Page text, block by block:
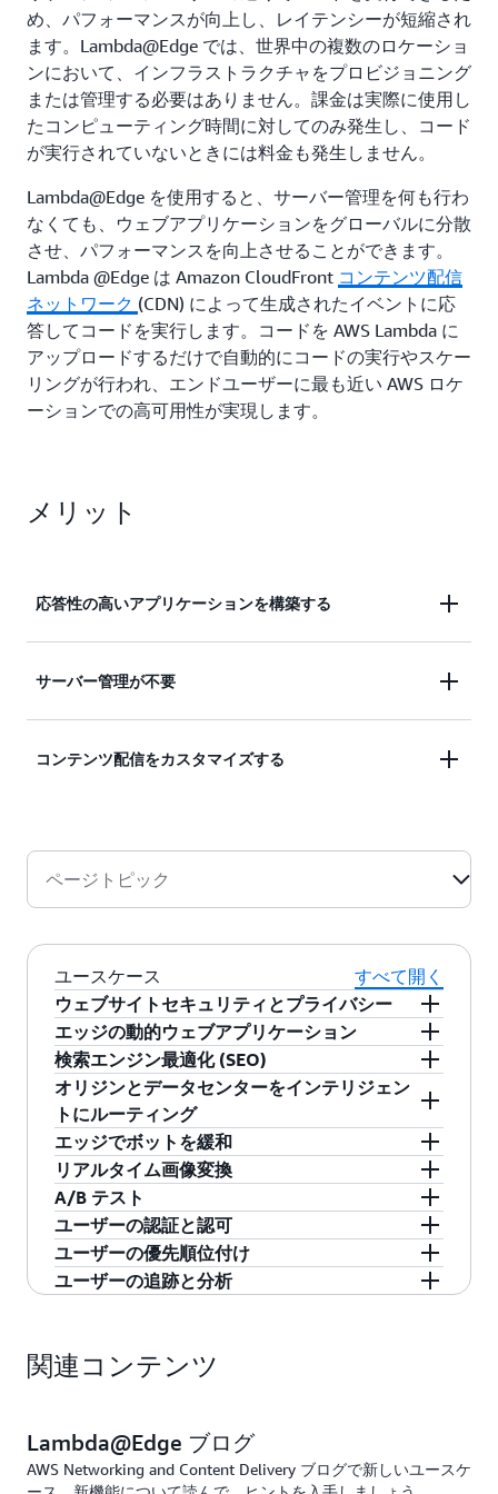
め、パフォーマンスが向上し、レイテンシーが短縮され
ます。Lambda@Edge では、世界中の複数のロケーショ
ンにおいて、インフラストラクチャをプロビジョニング
または管理する必要はありません。課金は実際に使用し
たコンピューティング時間に対してのみ発生し、コード
が実行されていないときには料金も発生しません。
Lambda@Edge を使用すると、サーバー管理を何も行わ
なくても、ウェブアプリケーションをグローバルに分散
させ、パフォーマンスを向上させることができます。
Lambda @Edge は Amazon CloudFront コンテンツ配信
ネットワーク (CDN) によって生成されたイベントに応
答してコードを実行します。コードを AWS Lambda に
アップロードするだけで自動的にコードの実行やスケー
リングが行われ、エンドユーザーに最も近い AWS ロケ
ーションでの高可用性が実現します。
メリット
応答性の高いアプリケーションを構築する
ションでコードをグローバルに実行するので、機能
が充実した、高性能で低レイテンシーのカスタマイ
サーバー管理が不要
ョニング、拡張、管理したり、ロードバランシング
を自動的にスケールして実行することができます。
オリジンで実行しているアプリケーションに何も変
更を加えずに、新しい機能を追加することができま
ジンインフラストラクチャが少なくなります。
コンテンツ配信をカスタマイズする
CDN を介して配信されるコンテンツをカスタマイ
ズできることに加えて、アプリケーションのパフォ
ページトピック
ユースケース
すべて開く
ウェブサイトセキュリティとプライバシー
Lambda 関数をトリガーして、オリジン上のアプ
リケーションコードを変更することなく、すべ
てのオリジン応答に HTTP セキュリティヘッダ
ーを追加できます。これにより、ユーザーやコ
ンテンツプロバイダのセキュリティとプライバ
シーが向上し、CloudFront を使用して低いレイ
テンシーでコンテンツを配信することができま
す。
ブログを読む。>>
エッジの動的ウェブアプリケーション
開発者は Lambda@Edge と他の AWS のサービス
を組み合わせることで、自動的なスケーリン
グ、バックアップ、データセンターの冗長性に
必要なオリジンインフラストラクチャや管理作
業なしに、自動的に拡大縮小できる強力なウェ
ブアプリケーションをエッジで構築できます。
検索エンジン最適化 (SEO)
Lambda@Edge を使用して、ウェブサイトの検索
エンジン最適化 (SEO) を向上させることができ
ます。たとえば、ユーザーエージェントが
Googlebot や Bingbot などの検索エンジンのボ
ットである場合、Amazon S3 に格納されている
事前レンダリングされた HTML ページを配信す
るために Lambda 関数をトリガーできます。
オリジンとデータセンターをインテリジェン
トにルーティング
Lambda@Edge を使用して、さまざまなビューワ
ーの特性に基づいてリクエストをさまざまなオ
リジンに動的にルーティングすることで、ユー
ザーのパフォーマンスを向上させながら、オリ
ジンの負荷のバランスを取ることができます。
たとえば、ビューワーの位置に基づいて、ホー
エッジでボットを緩和
Lambda@Edge は、不要なボットをエッジでブロ
ックし、許可されたトラフィックを通過させる
のに役立ちます。これらの自動化されたプロセ
スをインテリジェントに軽減することにより、
実際のユーザーのパフォーマンスを向上させな
とができます。
リアルタイム画像変換
ユーザー特性に基づいてオンザフライでイメー
ジを変換することで、ユーザーエクスペリエン
スをカスタマイズできます。たとえば、ビュー
アのデバイスタイプ (モバイル、デスクトップ、
できます。また、CloudFront エッジロケーショ
ンで変換された画像をキャッシュして、画像を
せることもできます。
ブログを読む。 >>
A/B テスト
ブラウザの URL を変更したり変更したりするこ
となく、ウェブサイトのさまざまなバージョン
をテストしてユーザーに提供することができま
をシームレスにリリースしてウェブサイトの全
体的なエクスペリエンスを向上させ、引き続き
ユーザーの認証と認可
Lambda@Edge を使用すると、ウェブサイト上の
プレミアム有料コンテンツのユーザーを認証お
フラストラクチャに到達する前に除外すること
ができます。たとえば、Lambda 機能を起動し
管理サービスを呼び出すことによって、各ビュ
ーワーのリクエストを認可することができま
す。
ユーザーの優先順位付け
Lambda@Edge は、ユーザーをさまざまなページ
ブサイトへのアクセスを制御し、優先順位を付
けるのに役立ちます。たとえば、ショッピング
に、コードを実行して e コマースウェブサイト
でプレミアムユーザーと有料ユーザーの優先順
位付けを行う Lambda 関数を起動することがで
ユーザーの追跡と分析
で、リアルタイムのストリーミングデータを処
理できるので、クリックストリームの分析を含
でグローバルに展開されるユーザーアクティビ
ティを追跡および分析できます。
関連コンテンツ
Lambda@Edge ブログ
AWS Networking and Content Delivery ブログで新しいユースケ